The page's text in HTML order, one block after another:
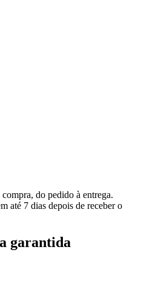
compra, do pedido à entrega.
até 7 dias depois de receber o
garantida